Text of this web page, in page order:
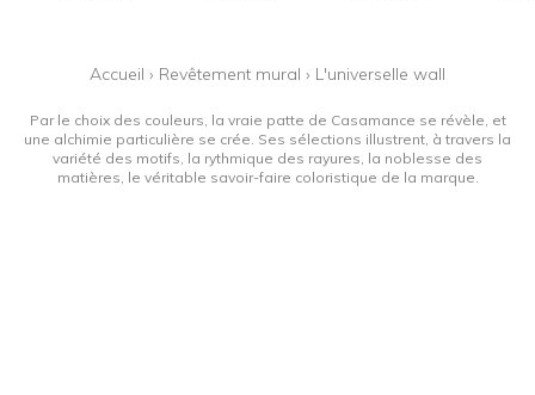
Accueil › Revêtement mural › L'universelle wall
Par le choix des couleurs, la vraie patte de Casamance se révèle, et
une alchimie particulière se crée. Ses sélections illustrent, à travers la
variété des motifs, la rythmique des rayures, la noblesse des
matières, le véritable savoir-faire coloristique de la marque.